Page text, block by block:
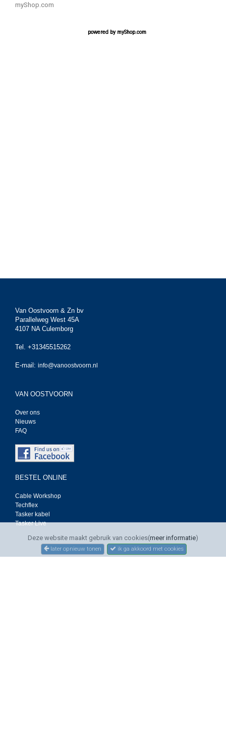
myShop.com
powered by myShop.com
Deze website maakt gebruik van cookies(meer informatie)
later opnieuw tonen ik ga akkoord met cookies
Van Oostvoorn & Zn bv
Parallelweg West 45A
4107 NA Culemborg
Tel. +31345515262
E-mail: info@vanoostvoorn.nl
VAN OOSTVOORN
Over ons
Nieuws
FAQ
BESTEL ONLINE
Cable Workshop
Techflex
Tasker kabel
Tasker Live